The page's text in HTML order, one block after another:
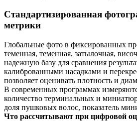
Стандартизированная
метрики
Глобальные фото в фиксированных
теменная, теменная, затылочная,
надежную базу для сравнения
калиброванными насадками и
позволяет оценивать плотность и
В современных программах
количество терминальных и
доля пушковых волос, показатель
Что рассчитывают при цифровой